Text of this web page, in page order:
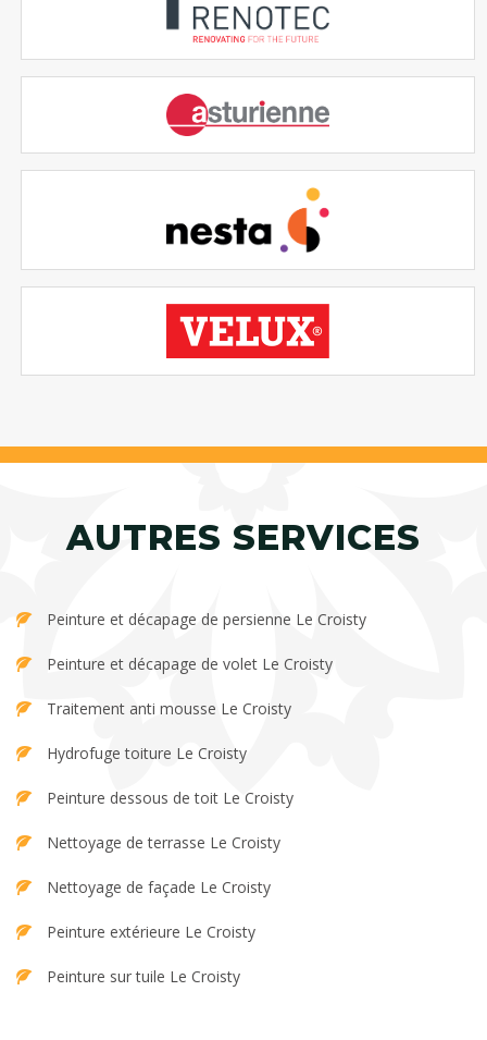
AUTRES SERVICES
Peinture et décapage de persienne Le Croisty
Peinture et décapage de volet Le Croisty
Traitement anti mousse Le Croisty
Hydrofuge toiture Le Croisty
Peinture dessous de toit Le Croisty
Nettoyage de terrasse Le Croisty
Nettoyage de façade Le Croisty
Peinture extérieure Le Croisty
Peinture sur tuile Le Croisty